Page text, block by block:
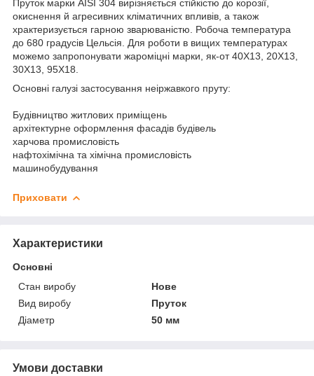
Пруток марки AISI 304 вирізняється стійкістю до корозії,
окиснення й агресивних кліматичних впливів, а також
храктеризується гарною зварюваністю. Робоча температура
до 680 градусів Цельсія. Для роботи в вищих температурах
можемо запропонувати жароміцні марки, як-от 40X13, 20X13,
30X13, 95X18.
Основні галузі застосування неіржавкого пруту:
Будівництво житлових приміщень
архітектурне оформлення фасадів будівель
харчова промисловість
нафтохімічна та хімічна промисловість
машинобудування
Приховати
Характеристики
Основні
Стан виробу
Нове
Вид виробу
Пруток
Діаметр
50 мм
Умови доставки